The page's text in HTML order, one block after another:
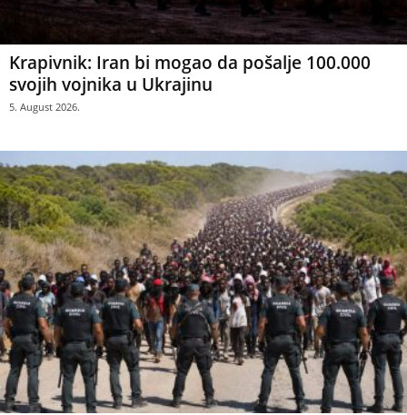
Krapivnik: Iran bi mogao da pošalje 100.000
svojih vojnika u Ukrajinu
5. August 2026.